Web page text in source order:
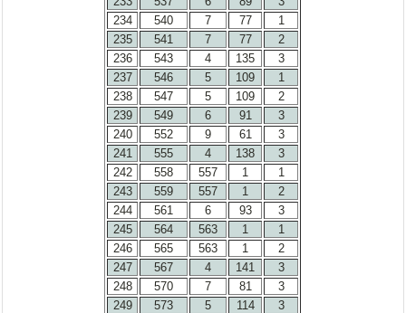
234
540 7 77
1
235
541 7 77
2
236
543 4 135
3
237
546 5 109
1
238
547 5 109
2
239
549 6 91
3
240
552 9 61
3
241
555 4 138
3
242
558 557 1
1
243
559 557 1
2
244
561 6 93
3
245
564 563 1
1
246
565 563 1
2
247
567 4 141
3
248
570 7 81
3
249
573 5 114
3